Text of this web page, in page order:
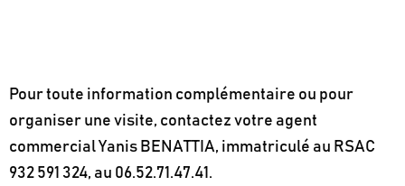
Pour toute information complémentaire ou pour
organiser une visite, contactez votre agent
commercial Yanis BENATTIA, immatriculé au RSAC
932 591 324, au 06.52.71.47.41.